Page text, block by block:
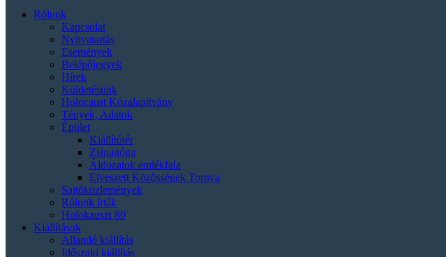
Rólunk
Kapcsolat
Nyitvatartás
Események
Belépőjegyek
Hírek
Küldetésünk
Holocaust Közalapítvány
Tények, Adatok
Épület
Kiállítótér
Zsinagóga
Áldozatok emlékfala
Elveszett Közösségek Tornya
Sajtóközlemények
Rólunk írták
Holokauszt 80
Kiállítások
Állandó kiállítás
Időszaki kiállítás